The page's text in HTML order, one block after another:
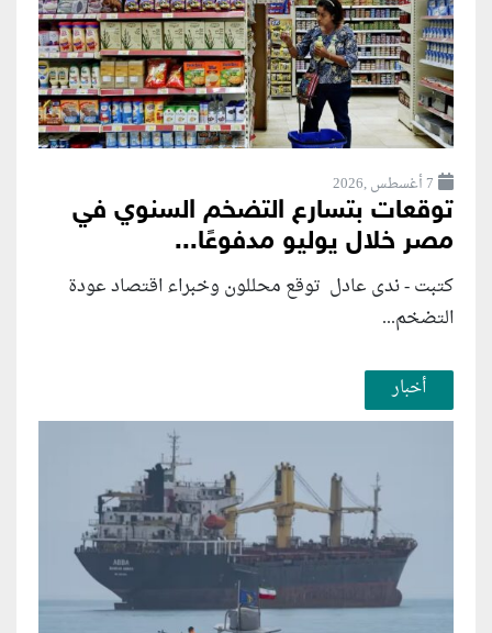
7 أغسطس ,2026
توقعات بتسارع التضخم السنوي في
مصر خلال يوليو مدفوعًا...
كتبت - ندى عادل توقع محللون وخبراء اقتصاد عودة
التضخم...
أخبار